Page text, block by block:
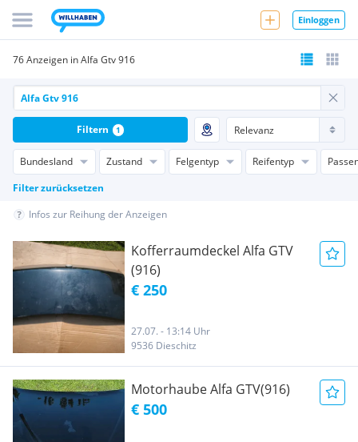
Einloggen
76 Anzeigen in Alfa Gtv 916
Bundesland Zustand Felgentyp Reifentyp
Filter zurücksetzen
Filtern 1
Infos zur Reihung der Anzeigen
Kofferraumdeckel Alfa GTV
(916)
€ 250
27.07. - 13:14 Uhr
9536 Dieschitz
Motorhaube Alfa GTV(916)
€ 500